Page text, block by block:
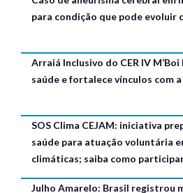
para condição que pode evoluir
Arraiá Inclusivo do CER IV
saúde e fortalece vínculos com
SOS Clima CEJAM: iniciativa
saúde para atuação voluntária
climáticas; saiba como
Julho Amarelo: Brasil registrou